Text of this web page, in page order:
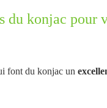
du konjac pour
font du konjac un